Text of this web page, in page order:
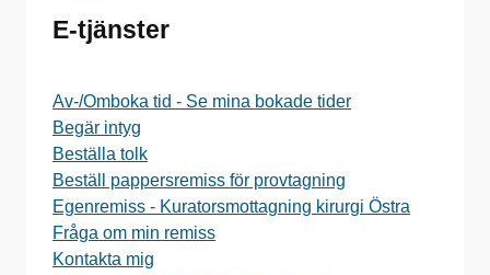
E-tjänster
Av-/Omboka tid - Se mina bokade tider
Begär intyg
Beställa tolk
Beställ pappersremiss för provtagning
Egenremiss - Kuratorsmottagning kirurgi Östra
Fråga om min remiss
Kontakta mig